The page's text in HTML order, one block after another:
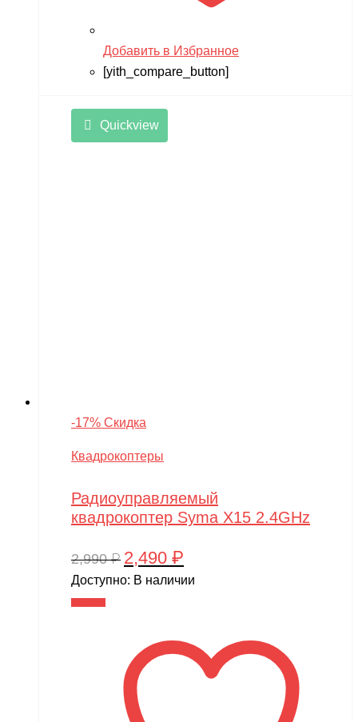
Добавить в Избранное
[yith_compare_button]
Quickview
-17% Скидка
Квадрокоптеры
Радиоуправляемый
квадрокоптер Syma X15 2.4GHz
2,990₽ Первоначальная
цена
2,490 ₽
цена:
Доступно: В наличии